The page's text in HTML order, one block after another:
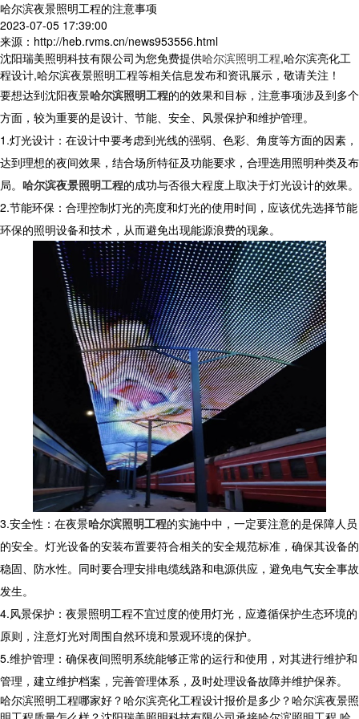
哈尔滨夜景照明工程的注意事项
2023-07-05 17:39:00
来源：http://heb.rvms.cn/news953556.html
沈阳瑞美照明科技有限公司为您免费提供哈尔滨照明工程,哈尔滨亮化工
程设计,哈尔滨夜景照明工程等相关信息发布和资讯展示，敬请关注！
要想达到沈阳夜景哈尔滨照明工程的的效果和目标，注意事项涉及到多个
方面，较为重要的是设计、节能、安全、风景保护和维护管理。
1.灯光设计：在设计中要考虑到光线的强弱、色彩、角度等方面的因素，
达到理想的夜间效果，结合场所特征及功能要求，合理选用照明种类及布
局。 哈尔滨夜景照明工程的成功与否很大程度上取决于灯光设计的效果。
2.节能环保：合理控制灯光的亮度和灯光的使用时间，应该优先选择节能
环保的照明设备和技术，从而避免出现能源浪费的现象。
3.安全性：在夜景哈尔滨照明工程的实施中中，一定要注意的是保障人员
的安全。灯光设备的安装布置要符合相关的安全规范标准，确保其设备的
稳固、防水性。同时要合理安排电缆线路和电源供应，避免电气安全事故
发生。
4.风景保护：夜景照明工程不宜过度的使用灯光，应遵循保护生态环境的
原则，注意灯光对周围自然环境和景观环境的保护。
5.维护管理：确保夜间照明系统能够正常的运行和使用，对其进行维护和
管理，建立维护档案，完善管理体系，及时处理设备故障并维护保养。
哈尔滨照明工程哪家好？哈尔滨亮化工程设计报价是多少？哈尔滨夜景照